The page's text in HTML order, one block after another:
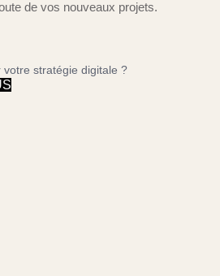
de vos nouveaux projets.
votre stratégie digitale ?